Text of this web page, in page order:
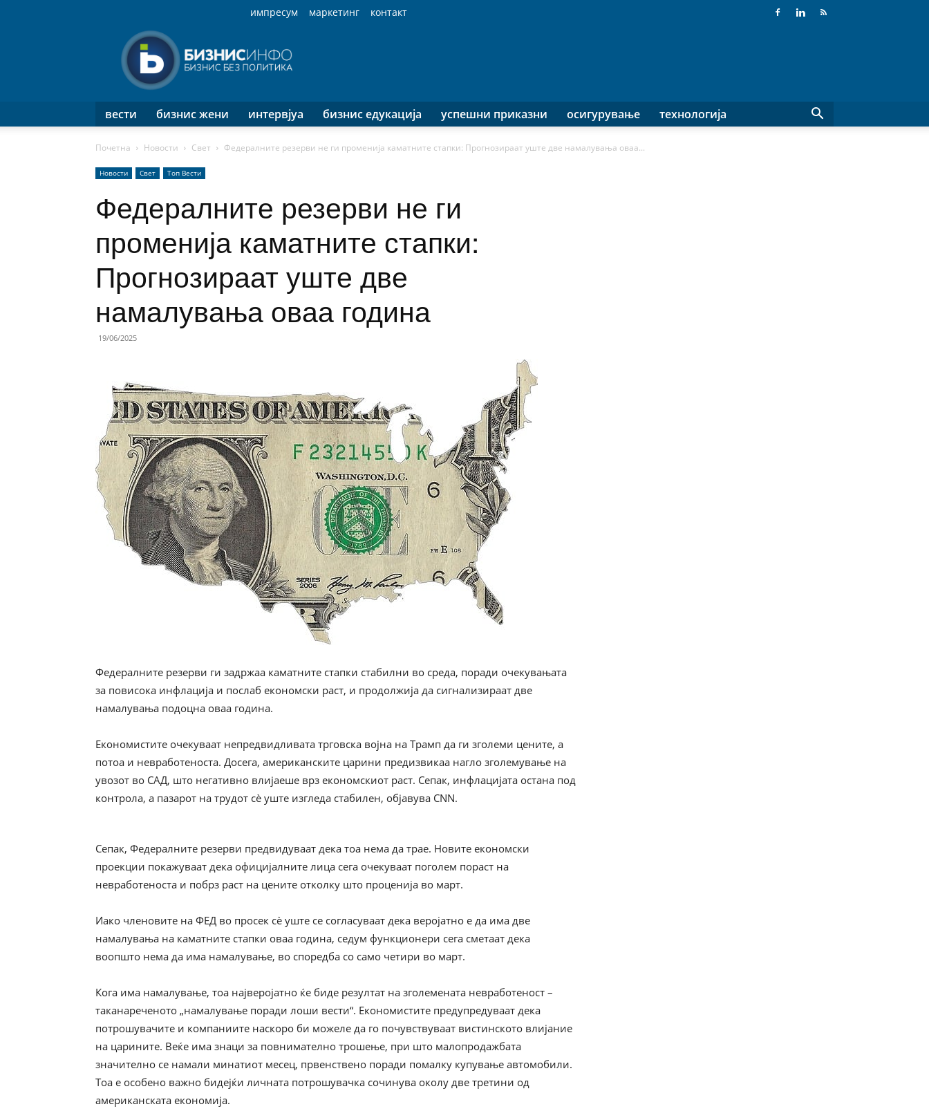
импресум маркетинг
контакт
Инфо
вести бизнис жени интервјуа бизнис едукација успешни приказни осигурување технологија
Почетна Новости Свет Федералните резерви не ги променија каматните стапки: Прогнозираат уште две намалувања оваа...
Новости Свет Топ Вести
Федералните резерви не ги
променија каматните стапки:
Прогнозираат уште две
намалувања оваа година
19/06/2025
Федералните резерви ги задржаа каматните стапки стабилни во среда, поради очекувањата
за повисока инфлација и послаб економски раст, и продолжија да сигнализираат две
намалувања подоцна оваа година.
Економистите очекуваат непредвидливата трговска војна на Трамп да ги зголеми цените, а
потоа и невработеноста. Досега, американските царини предизвикаа нагло зголемување на
увозот во САД, што негативно влијаеше врз економскиот раст. Сепак, инфлацијата остана под
контрола, а пазарот на трудот сè уште изгледа стабилен, објавува CNN.
Сепак, Федералните резерви предвидуваат дека тоа нема да трае. Новите економски
проекции покажуваат дека официјалните лица сега очекуваат поголем пораст на
невработеноста и побрз раст на цените отколку што проценија во март.
Иако членовите на ФЕД во просек сè уште се согласуваат дека веројатно е да има две
намалувања на каматните стапки оваа година, седум функционери сега сметаат дека
воопшто нема да има намалување, во споредба со само четири во март.
Кога има намалување, тоа најверојатно ќе биде резултат на зголемената невработеност –
таканареченото „намалување поради лоши вести“. Економистите предупредуваат дека
потрошувачите и компаниите наскоро би можеле да го почувствуваат вистинското влијание
на царините. Веќе има знаци за повнимателно трошење, при што малопродажбата
значително се намали минатиот месец, првенствено поради помалку купување автомобили.
Тоа е особено важно бидејќи личната потрошувачка сочинува околу две третини од
американската економија.